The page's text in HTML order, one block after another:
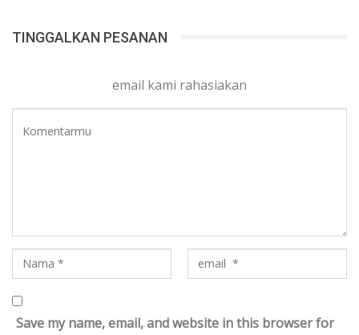
TINGGALKAN PESANAN
email kami rahasiakan
Save my name, email, and website in this browser for